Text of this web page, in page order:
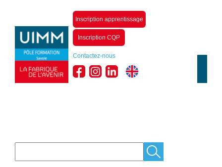
Inscription apprentissage
Inscription CQP
Contactez-nous